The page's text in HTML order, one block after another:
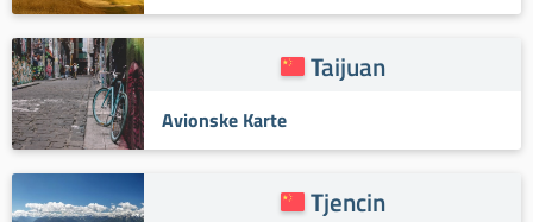
Taijuan
Avionske Karte
Tjencin